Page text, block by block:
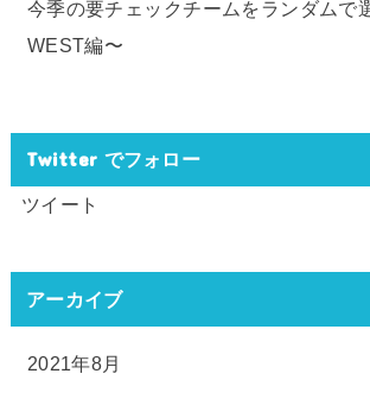
今季の要チェックチームをランダムで
WEST編〜
Twitter でフォロー
ツイート
アーカイブ
2021年8月